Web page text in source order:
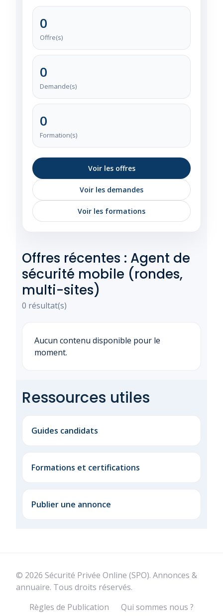
0
Offre(s)
0
Demande(s)
0
Formation(s)
Voir les offres
Voir les demandes
Voir les formations
Offres récentes : Agent de
sécurité mobile (rondes,
multi-sites)
0 résultat(s)
Aucun contenu disponible pour le
moment.
Ressources utiles
Guides candidats
Formations et certifications
Publier une annonce
© 2026 Sécurité Privée Online (SPO). Annonces &
annuaire. Tous droits réservés.
Règles de Publication
Qui sommes nous ?